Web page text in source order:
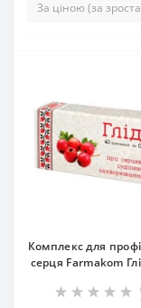
Комплекс для
серця Farmakom